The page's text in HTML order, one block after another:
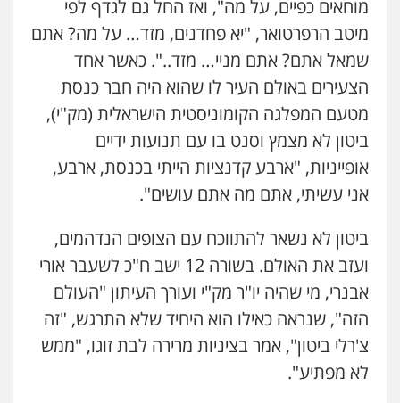
מוחאים כפיים, על מה", ואז החל גם לגדף לפי
מיטב הרפרטואר, "יא פחדנים, מזד… על מה? אתם
שמאל אתם? אתם מניי… מזד..". כאשר אחד
הצעירים באולם העיר לו שהוא היה חבר כנסת
מטעם המפלגה הקומוניסטית הישראלית (מק"י),
ביטון לא מצמץ וסנט בו עם תנועות ידיים
אופייניות, "ארבע קדנציות הייתי בכנסת, ארבע,
אני עשיתי, אתם מה אתם עושים".
ביטון לא נשאר להתווכח עם הצופים הנדהמים,
ועזב את האולם. בשורה 12 ישב ח"כ לשעבר אורי
אבנרי, מי שהיה יו"ר מק"י ועורך העיתון "העולם
הזה", שנראה כאילו הוא היחיד שלא התרגש, "זה
צ'רלי ביטון", אמר בציניות מרירה לבת זוגו, "ממש
לא מפתיע".